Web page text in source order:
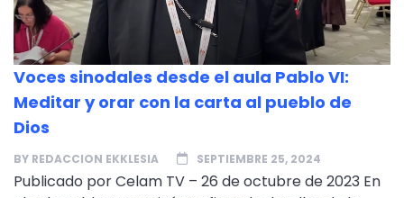
Voces sinodales desde el aula Pablo VI:
Meditar y orar con la carta al pueblo de
Dios
BY REDACCION EKKLESIA SEPTIEMBRE 25, 2024
Publicado por Celam TV – 26 de octubre de 2023 En